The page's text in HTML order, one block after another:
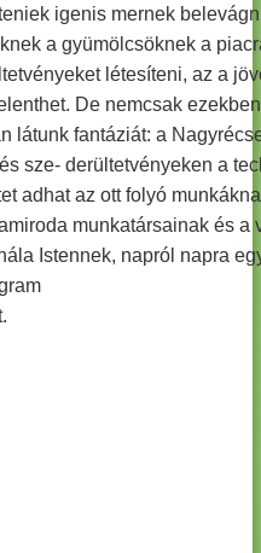
igenis mernek
a gyümölcsöknek a
létesíteni, az a
De nemcsak
látunk fantáziát: a
sze- derültetvényeken a
adhat az ott folyó
munkatársainak és a
Istennek, napról napra